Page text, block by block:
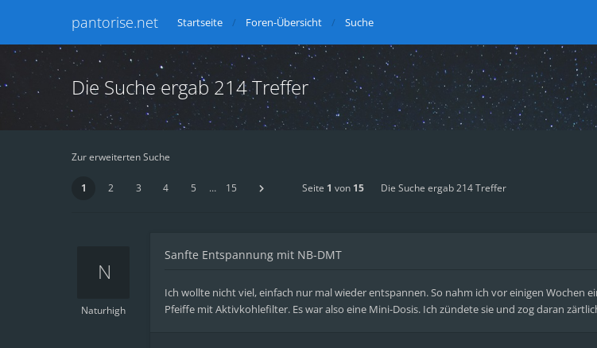
pantorise.net Startseite Foren-Übersicht Suche
Die Suche ergab 214 Treffer
Zur erweiterten Suche
1 2 3 4 5 … 15 Seite 1 von 15 Die Suche ergab 214 Treffer
Naturhigh
Sanfte Entspannung mit NB-DMT
Ich wollte nicht viel, einfach nur mal wieder entspannen. So nahm ich vor einigen Wochen
Pfeiffe mit Aktivkohlefilter. Es war also eine Mini-Dosis. Ich zündete sie und zog daran